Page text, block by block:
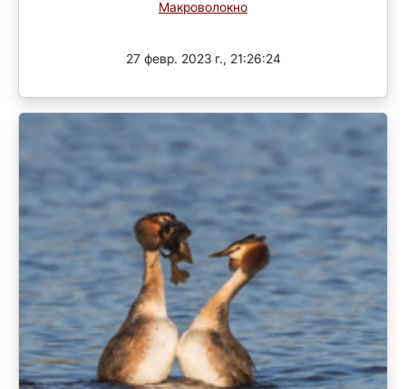
Макроволокно
27 февр. 2023 г., 21:26:24